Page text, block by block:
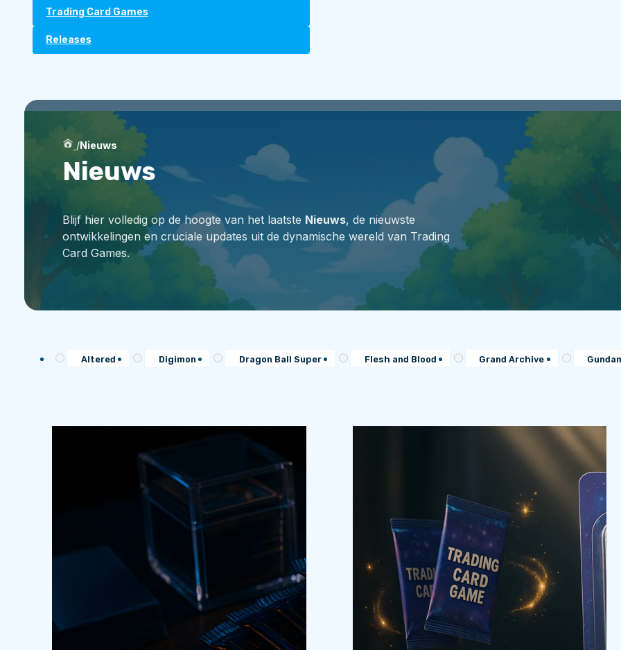
Trading Card Games
Releases
/Nieuws
Nieuws
Blijf hier volledig op de hoogte van het laatste Nieuws, de nieuwste
ontwikkelingen en cruciale updates uit de dynamische wereld van Trading
Card Games.
Altered Digimon Dragon Ball Super Flesh and Blood Grand Archive